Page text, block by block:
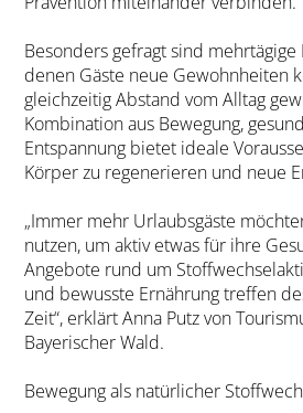
Besonders gefragt sind mehrtägige
denen Gäste neue Gewohnheiten
gleichzeitig Abstand vom Alltag
Kombination aus Bewegung,
Entspannung bietet ideale
Körper zu regenerieren und neue
„Immer mehr Urlaubsgäste
nutzen, um aktiv etwas für ihre
Angebote rund um
und bewusste Ernährung treffen
Zeit“, erklärt Anna Putz von
Bayerischer Wald.
Bewegung als natürlicher